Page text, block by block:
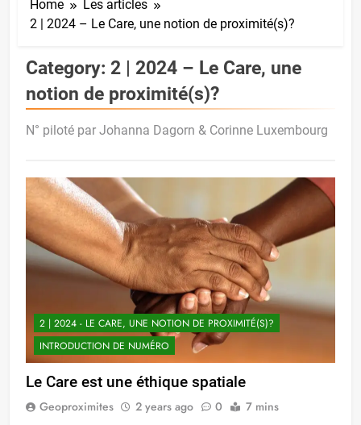
Home
Les articles
2 | 2024 – Le Care, une notion de proximité(s)?
Category: 2 | 2024 – Le Care, une
notion de proximité(s)?
N° piloté par Johanna Dagorn & Corinne Luxembourg
2 | 2024 - LE CARE, UNE NOTION DE PROXIMITÉ(S)?
INTRODUCTION DE NUMÉRO
Le Care est une éthique spatiale
Geoproximites 2 years ago 0 7 mins